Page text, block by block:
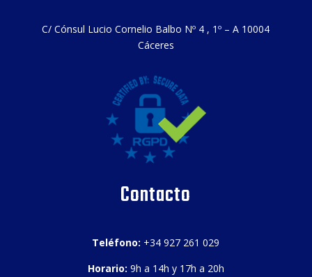
C/ Cónsul Lucio Cornelio Balbo Nº 4 , 1º – A 10004
Cáceres
Contacto
Teléfono: +34 927 261 029
Horario: 9h a 14h y 17h a 20h